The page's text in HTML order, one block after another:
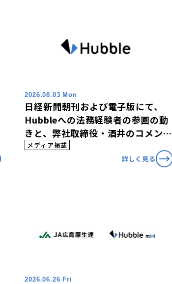
2026.08.03 Mon
日経新聞朝刊および電子版にて、
Hubbleへの法務経験者の参画の動
きと、弊社取締役・酒井のコメント
が掲載されました。
メディア掲載
詳しく見る
2026.06.26 Fri